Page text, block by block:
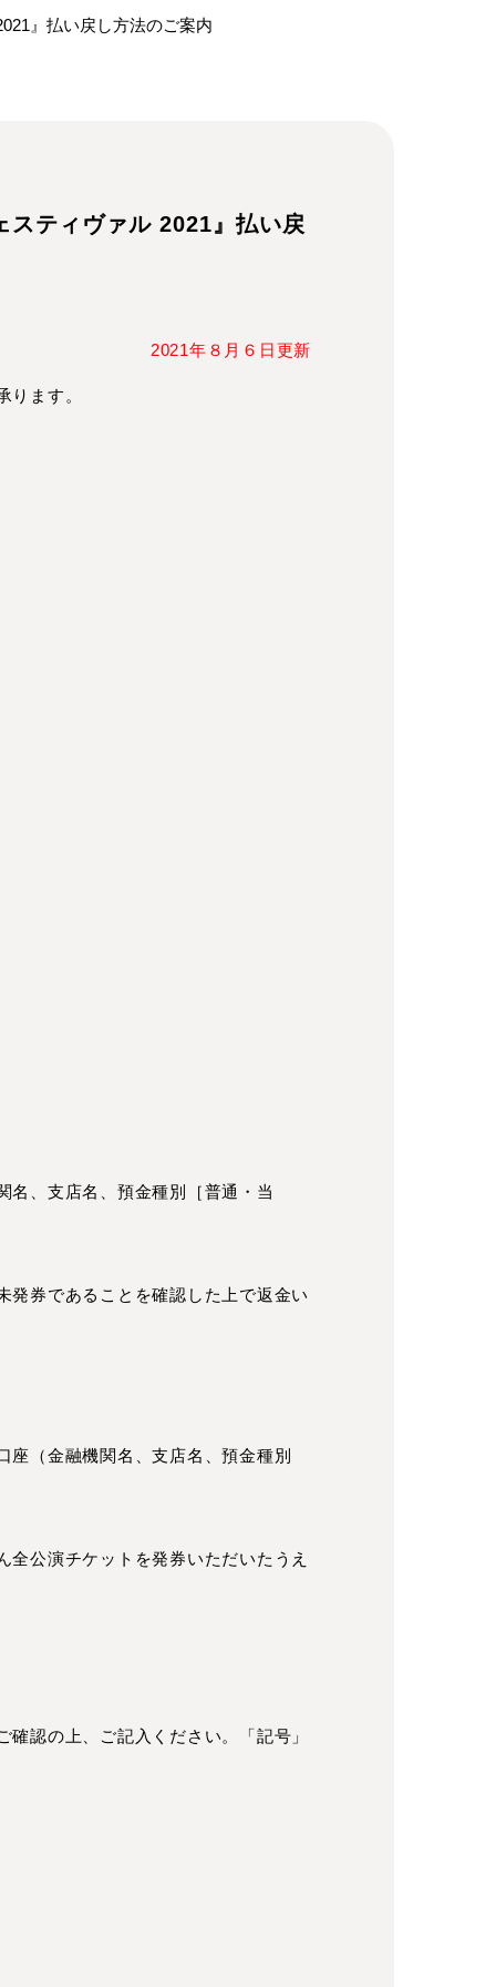
』払い戻し方法のご案内
スティヴァル 2021』払い戻
2021年８月６日更新
ます。
支店名、預金種別［普通・当
発券であることを確認した上で返金い
金融機関名、支店名、預金種別
公演チケットを発券いただいたうえ
認の上、ご記入ください。「記号」